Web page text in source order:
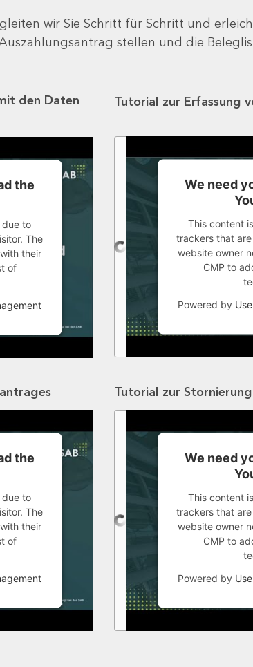
wir Sie Schritt für Schritt und
stellen und die
den Daten
the
to
The
their
of
Tutorial zur Erfassung
We need
This content
trackers that
website owner
CMP to
Powered by
the
to
The
their
of
Tutorial zur
We need
This content
trackers that
website owner
CMP to
Powered by